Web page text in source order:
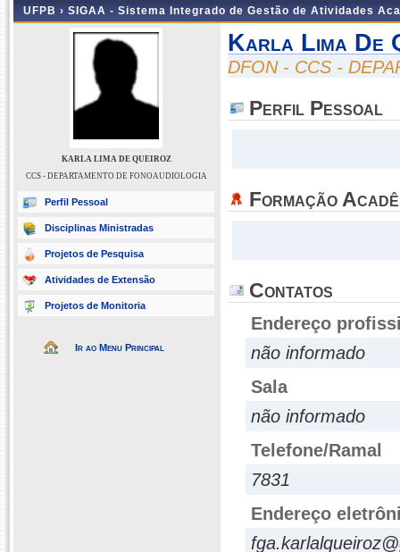
UFPB › SIGAA - Sistema Integrado de Gestão de Atividades
KARLA LIMA DE QUEIROZ
CCS - DEPARTAMENTO DE FONOAUDIOLOGIA
Perfil Pessoal
Disciplinas Ministradas
Projetos de Pesquisa
Atividades de Extensão
Projetos de Monitoria
Ir ao Menu Principal
Karla Lima De
DFON - CCS -
Perfil Pessoal
Formação
Contatos
Endereço
não informado
Sala
não informado
Telefone/Ramal
7831
Endereço